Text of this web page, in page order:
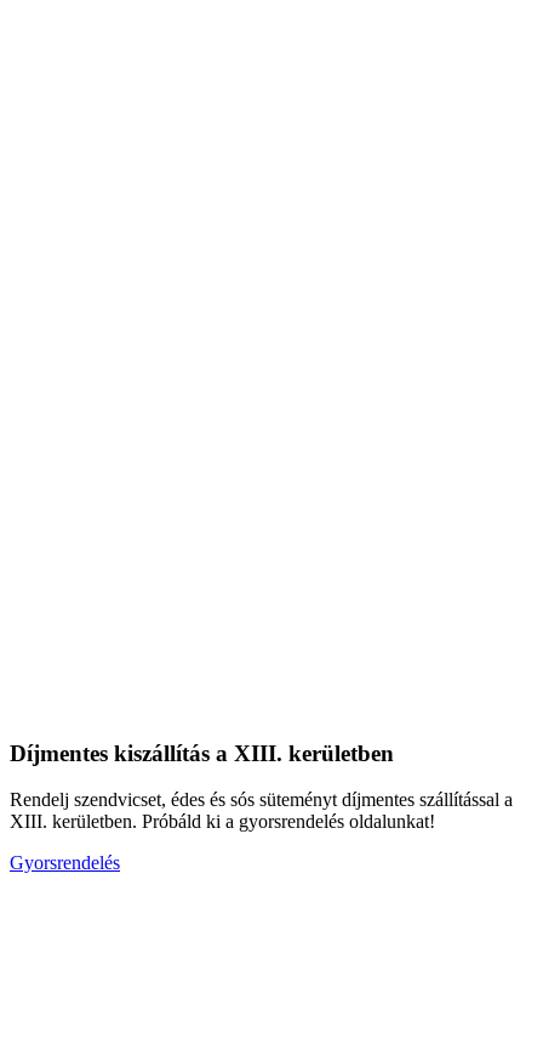
Díjmentes kiszállítás a XIII. kerületben
Rendelj szendvicset, édes és sós süteményt díjmentes szállítással a
XIII. kerületben. Próbáld ki a gyorsrendelés oldalunkat!
Gyorsrendelés